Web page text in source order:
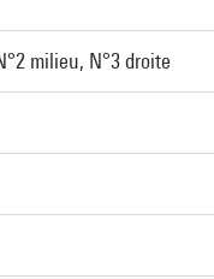
milieu, N°3 droite